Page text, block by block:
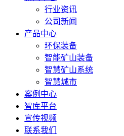
行业资讯
公司新闻
产品中心
环保装备
智能矿山装备
智慧矿山系统
智慧城市
案例中心
智库平台
宣传视频
联系我们